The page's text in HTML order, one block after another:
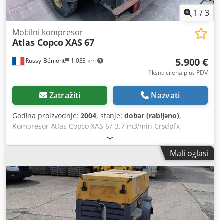
1 /3
Russy-Bémont 1.033 km
Mobilni kompresor
Atlas CopcoXAS 67
5.900 €
fiksna cijena plus PDV
Zatražiti Nazvati
Godina proizvodnje: 2004, stanje: dobar (rabljeno),
Kompresor Atlas Copco XAS 67 3,7 m3/min Crsdpfx
Ahoiywpzefof Broj sati: 2.371 h Deutz motor Vrsta: dizel
Mali oglasi